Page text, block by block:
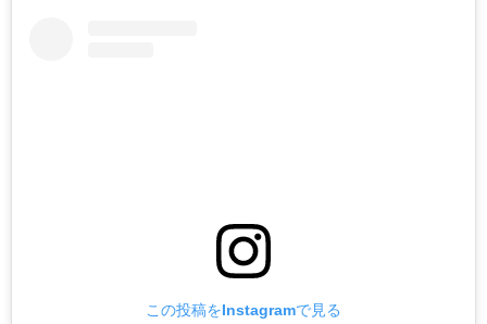
この投稿をInstagramで見る